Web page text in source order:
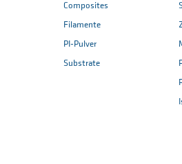
Composites
Filamente
PI-Pulver
Substrate